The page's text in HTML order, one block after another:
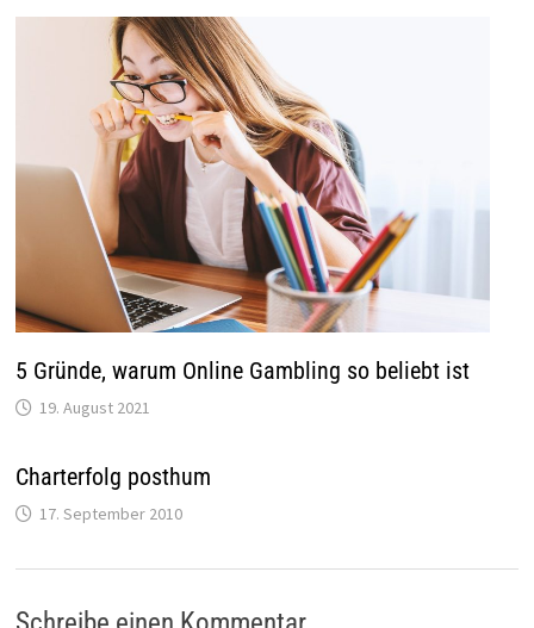
5 Gründe, warum Online Gambling so beliebt ist
19. August 2021
Charterfolg posthum
17. September 2010